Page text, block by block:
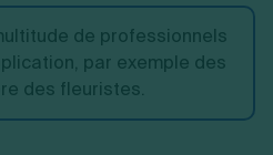
de professionnels
par exemple des
des fleuristes.